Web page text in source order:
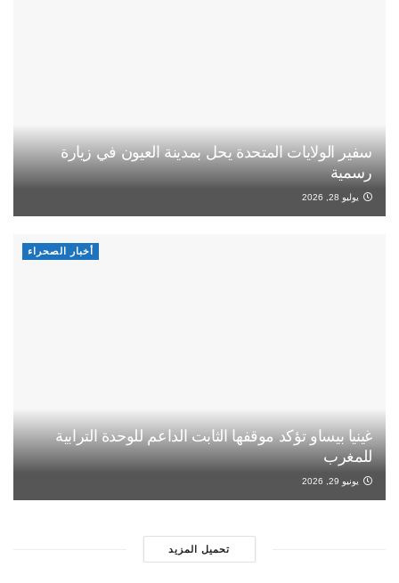
سفير الولايات المتحدة يحل بمدينة العيون في زيارة
رسمية
يوليو 28, 2026
أخبار الصحراء
غينيا بيساو تؤكد موقفها الثابت الداعم للوحدة الترابية
للمغرب
يونيو 29, 2026
تحميل المزيد